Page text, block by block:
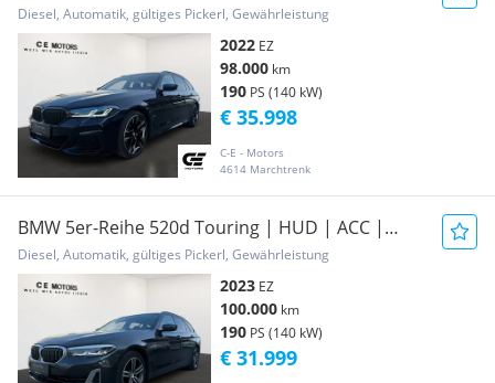
LASER | HARMAN KARDON
Diesel, Automatik, gültiges Pickerl, Gewährleistung
2022 EZ
98.000 km
190 PS (140 kW)
C-E - Motors
4614 Marchtrenk
€ 35.998
BMW 5er-Reihe 520d Touring | HUD | ACC |
VOLL
Diesel, Automatik, gültiges Pickerl, Gewährleistung
2023 EZ
100.000 km
190 PS (140 kW)
€ 31.999